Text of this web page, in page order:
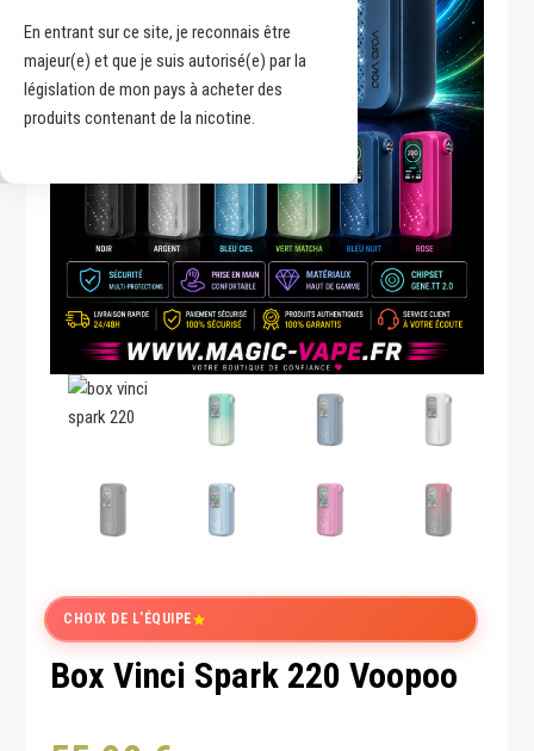
En entrant sur ce site, je reconnais être
majeur(e) et que je suis autorisé(e) par la
législation de mon pays à acheter des
produits contenant de la nicotine.
CHOIX DE L'ÉQUIPE
Box Vinci Spark 220 Voopoo